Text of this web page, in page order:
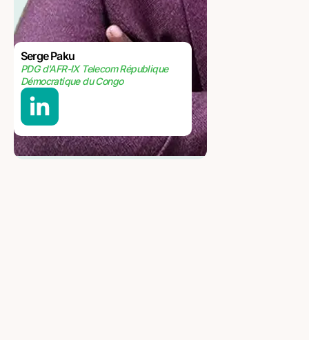
Serge Paku
PDG d'AFR-IX Telecom République
Démocratique du Congo